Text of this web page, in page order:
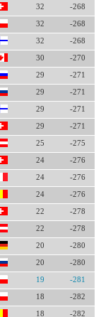
32 -268
32 -268
32 -268
30 -270
29 -271
29 -271
29 -271
29 -271
25 -275
24 -276
24 -276
24 -276
22 -278
22 -278
20 -280
20 -280
19 -281
18 -282
18 -282